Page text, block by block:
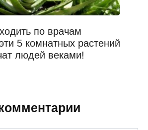
по врачам
5 комнатных растений
людей веками!